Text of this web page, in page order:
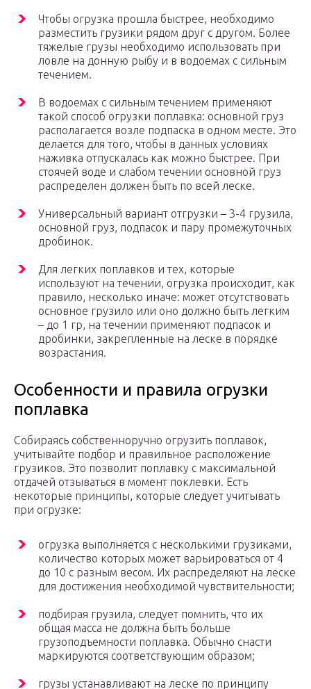
Чтобы огрузка прошла быстрее, необходимо
разместить грузики рядом друг с другом. Более
тяжелые грузы необходимо использовать при
ловле на донную рыбу и в водоемах с сильным
течением.
В водоемах с сильным течением применяют
такой способ огрузки поплавка: основной груз
располагается возле подпаска в одном месте. Это
делается для того, чтобы в данных условиях
наживка отпускалась как можно быстрее. При
стоячей воде и слабом течении основной груз
распределен должен быть по всей леске.
Универсальный вариант отгрузки – 3-4 грузила,
основной груз, подпасок и пару промежуточных
дробинок.
Для легких поплавков и тех, которые
используют на течении, огрузка происходит, как
правило, несколько иначе: может отсутствовать
основное грузило или оно должно быть легким
– до 1 гр, на течении применяют подпасок и
дробинки, закрепленные на леске в порядке
возрастания.
Особенности и правила огрузки
поплавка
Собираясь собственноручно огрузить поплавок,
учитывайте подбор и правильное расположение
грузиков. Это позволит поплавку с максимальной
отдачей отзываться в момент поклевки. Есть
некоторые принципы, которые следует учитывать
при огрузке:
огрузка выполняется с несколькими грузиками,
количество которых может варьироваться от 4
до 10 с разным весом. Их распределяют на леске
для достижения необходимой чувствительности;
подбирая грузила, следует помнить, что их
общая масса не должна быть больше
грузоподъемности поплавка. Обычно снасти
маркируются соответствующим образом;
грузы устанавливают на леске по принципу